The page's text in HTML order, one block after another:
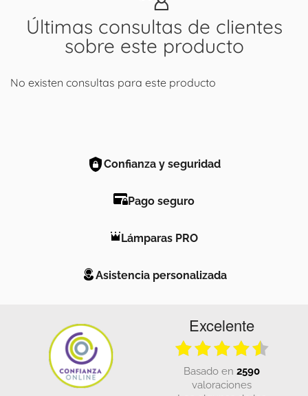
Últimas consultas de clientes
sobre este producto
No existen consultas para este producto
Confianza y seguridad
Pago seguro
Lámparas PRO
Asistencia personalizada
Excelente
basado en 2590
valoraciones